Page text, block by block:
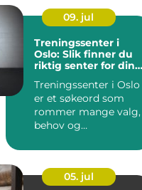
09. jul
Treningssenter i
Oslo: Slik finner du
riktig senter for dine
Treningssenter i Oslo
er et søkeord som
rommer mange valg,
behov og
Imperia Gy...
05. jul